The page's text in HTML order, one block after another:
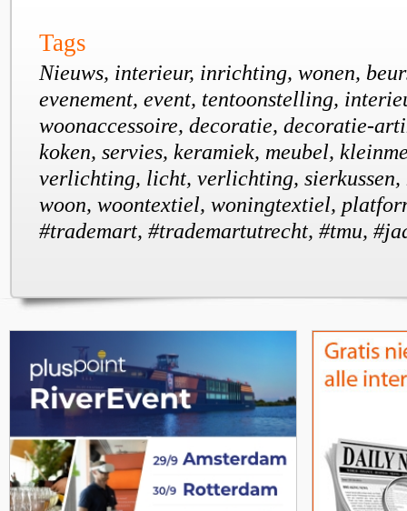
Tags
Nieuws, interieur, inrichting, wonen,
evenement, event, tentoonstelling,
woonaccessoire, decoratie, decoratie-
koken, servies, keramiek, meubel,
verlichting, licht, verlichting, sierkussen,
woon, woontextiel, woningtextiel,
#trademart, #trademartutrecht, #tmu,